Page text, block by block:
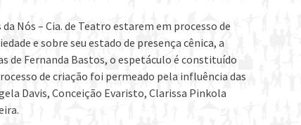
Nós – Cia. de Teatro estarem em processo de
e sobre seu estado de presença cênica, a
de Fernanda Bastos, o espetáculo é constituído
de criação foi permeado pela influência das
Davis, Conceição Evaristo, Clarissa Pinkola